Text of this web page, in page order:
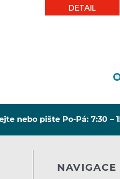
DETAIL
nebo pište Po-Pá: 7:30 –
NAVIGACE